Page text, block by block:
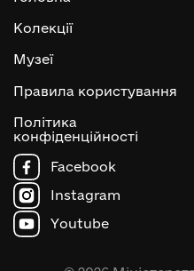
Колекції
Музеї
Правила користування
Політика
конфіденційності
Facebook
Instagram
Youtube